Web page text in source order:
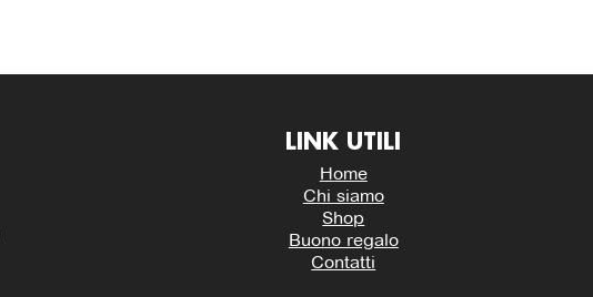
LINK UTILI
Home
Chi siamo
Shop
Buono regalo
Contatti